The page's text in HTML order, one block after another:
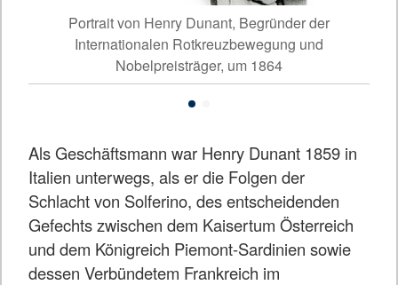
Portrait von Henry Dunant, Begründer der
Internationalen Rotkreuzbewegung und
Nobelpreisträger, um 1864
Als Geschäftsmann war Henry Dunant 1859 in
Italien unterwegs, als er die Folgen der
Schlacht von Solferino, des entscheidenden
Gefechts zwischen dem Kaisertum Österreich
und dem Königreich Piemont-Sardinien sowie
dessen Verbündetem Frankreich im